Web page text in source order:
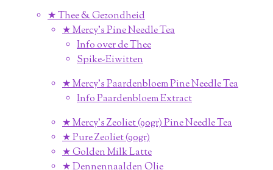
★ Thee & Gezondheid
★ Mercy's Pine Needle Tea
Info over de Thee
Spike-Eiwitten
★ Mercy's Paardenbloem Pine Needle Tea
Info Paardenbloem Extract
★ Mercy's Zeoliet (90gr) Pine Needle Tea
★ Pure Zeoliet (90gr)
★ Golden Milk Latte